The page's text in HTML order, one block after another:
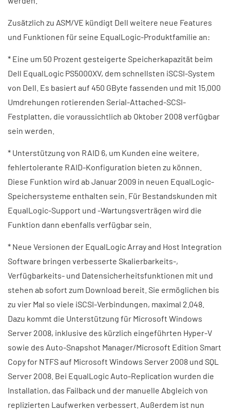
Zusätzlich zu ASM/VE kündigt Dell weitere neue Features
und Funktionen für seine EqualLogic-Produktfamilie an:
* Eine um 50 Prozent gesteigerte Speicherkapazität beim
Dell EqualLogic PS5000XV, dem schnellsten iSCSI-System
von Dell. Es basiert auf 450 GByte fassenden und mit 15.000
Umdrehungen rotierenden Serial-Attached-SCSI-
Festplatten, die voraussichtlich ab Oktober 2008 verfügbar
sein werden.
* Unterstützung von RAID 6, um Kunden eine weitere,
fehlertolerante RAID-Konfiguration bieten zu können.
Diese Funktion wird ab Januar 2009 in neuen EqualLogic-
Speichersysteme enthalten sein. Für Bestandskunden mit
EqualLogic-Support und -Wartungsverträgen wird die
Funktion dann ebenfalls verfügbar sein.
* Neue Versionen der EqualLogic Array and Host Integration
Software bringen verbesserte Skalierbarkeits-,
Verfügbarkeits- und Datensicherheitsfunktionen mit und
stehen ab sofort zum Download bereit. Sie ermöglichen bis
zu vier Mal so viele iSCSI-Verbindungen, maximal 2.048.
Dazu kommt die Unterstützung für Microsoft Windows
Server 2008, inklusive des kürzlich eingeführten Hyper-V
sowie des Auto-Snapshot Manager/Microsoft Edition Smart
Copy for NTFS auf Microsoft Windows Server 2008 und SQL
Server 2008. Bei EqualLogic Auto-Replication wurden die
Installation, das Failback und der manuelle Abgleich von
replizierten Laufwerken verbessert. Außerdem ist nun